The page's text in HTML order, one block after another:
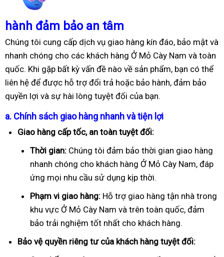
hành đảm bảo an tâm
Chúng tôi cung cấp dịch vụ giao hàng kín đáo, bảo mật và
nhanh chóng cho các khách hàng Ở Mỏ Cày Nam và toàn
quốc. Khi gặp bất kỳ vấn đề nào về sản phẩm, bạn có thể
liên hệ để được hỗ trợ đổi trả hoặc bảo hành, đảm bảo
quyền lợi và sự hài lòng tuyệt đối của bạn.
a. Chính sách giao hàng nhanh và tiện lợi
Giao hàng cấp tốc, an toàn tuyệt đối:
Thời gian: Chúng tôi đảm bảo thời gian giao hàng
nhanh chóng cho khách hàng Ở Mỏ Cày Nam, đáp
ứng mọi nhu cầu sử dụng kịp thời.
Phạm vi giao hàng: Hỗ trợ giao hàng tận nhà trong
khu vực Ở Mỏ Cày Nam và trên toàn quốc, đảm
bảo trải nghiệm tốt nhất cho khách hàng.
Bảo vệ quyền riêng tư của khách hàng tuyệt đối: